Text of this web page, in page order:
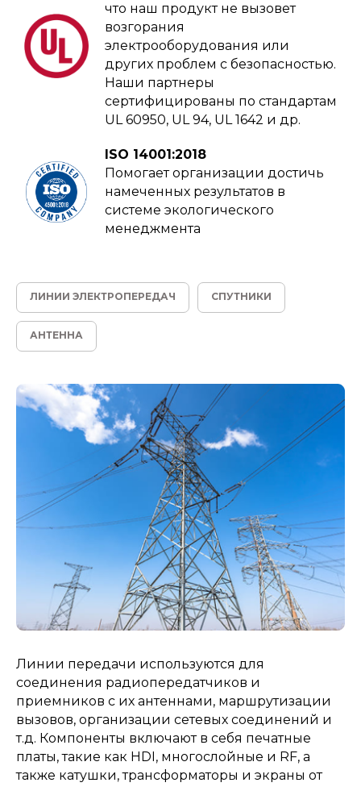
что наш продукт не вызовет
возгорания
электрооборудования или
других проблем с безопасностью.
Наши партнеры
сертифицированы по стандартам
UL 60950, UL 94, UL 1642 и др.
ISO 14001:2018
Помогает организации достичь
намеченных результатов в
системе экологического
менеджмента
ЛИНИИ ЭЛЕКТРОПЕРЕДАЧ СПУТНИКИ
АНТЕННА
Линии передачи используются для
соединения радиопередатчиков и
приемников с их антеннами, маршрутизации
вызовов, организации сетевых соединений и
т.д. Компоненты включают в себя печатные
платы, такие как HDI, многослойные и RF, а
также катушки, трансформаторы и экраны от